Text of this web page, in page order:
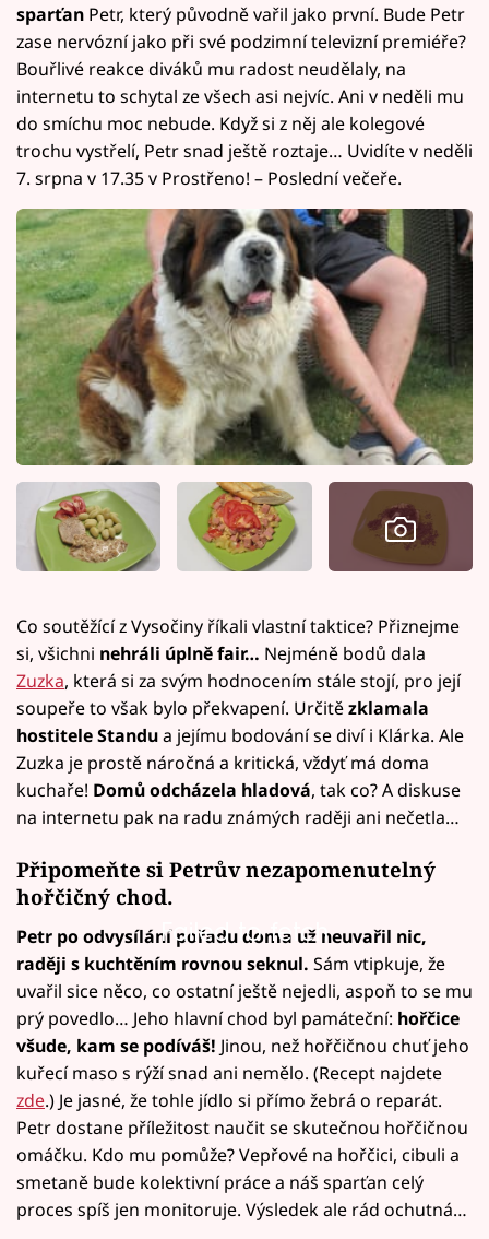
sparťan Petr, který původně vařil jako první. Bude Petr
zase nervózní jako při své podzimní televizní premiéře?
Bouřlivé reakce diváků mu radost neudělaly, na
internetu to schytal ze všech asi nejvíc. Ani v neděli mu
do smíchu moc nebude. Když si z něj ale kolegové
trochu vystřelí, Petr snad ještě roztaje… Uvidíte v neděli
7. srpna v 17.35 v Prostřeno! – Poslední večeře.
Co soutěžící z Vysočiny říkali vlastní taktice? Přiznejme
si, všichni nehráli úplně fair… Nejméně bodů dala
Zuzka, která si za svým hodnocením stále stojí, pro její
soupeře to však bylo překvapení. Určitězklamala
hostitele Standua jejímu bodování se diví i Klárka. Ale
Zuzka je prostě náročná a kritická, vždyť má doma
kuchaře! Domů odcházela hladová, tak co? A diskuse
na internetu pak na radu známých raději ani nečetla…
Připomeňte si Petrův nezapomenutelný
hořčičný chod.
Failed to fetch
Petr po odvysílání pořadu doma už neuvařil nic,
raději s kuchtěním rovnou seknul. Sám vtipkuje, že
uvařil sice něco, co ostatní ještě nejedli, aspoň to se mu
prý povedlo… Jeho hlavní chod byl památeční: hořčice
všude, kam se podíváš! Jinou, než hořčičnou chuť jeho
kuřecí maso s rýží snad ani nemělo. (Recept najdete
zde.) Je jasné, že tohle jídlo si přímo žebrá o reparát.
Petr dostane příležitost naučit se skutečnou hořčičnou
omáčku. Kdo mu pomůže? Vepřové na hořčici, cibuli a
smetaně bude kolektivní práce a náš sparťan celý
proces spíš jen monitoruje. Výsledek ale rád ochutná…